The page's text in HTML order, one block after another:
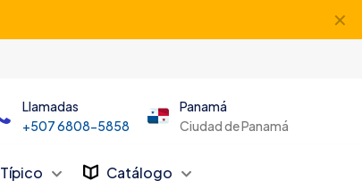
✕
Llamadas
+507 6808-5858
Panamá
Ciudad de Panamá
Típico Catálogo